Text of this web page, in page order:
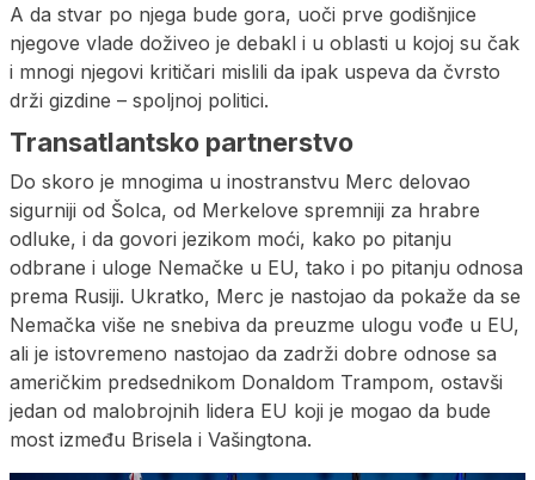
A da stvar po njega bude gora, uoči prve godišnjice
njegove vlade doživeo je debakl i u oblasti u kojoj su čak
i mnogi njegovi kritičari mislili da ipak uspeva da čvrsto
drži gizdine – spoljnoj politici.
Transatlantsko partnerstvo
Do skoro je mnogima u inostranstvu Merc delovao
sigurniji od Šolca, od Merkelove spremniji za hrabre
odluke, i da govori jezikom moći, kako po pitanju
odbrane i uloge Nemačke u EU, tako i po pitanju odnosa
prema Rusiji. Ukratko, Merc je nastojao da pokaže da se
Nemačka više ne snebiva da preuzme ulogu vođe u EU,
ali je istovremeno nastojao da zadrži dobre odnose sa
američkim predsednikom Donaldom Trampom, ostavši
jedan od malobrojnih lidera EU koji je mogao da bude
most između Brisela i Vašingtona.